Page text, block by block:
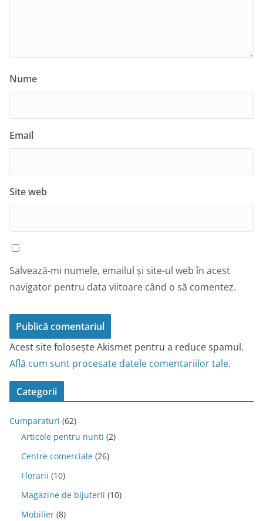
Nume
Email
Site web
Salvează-mi numele, emailul și site-ul web în acest
navigator pentru data viitoare când o să comentez.
Acest site folosește Akismet pentru a reduce spamul.
Află cum sunt procesate datele comentariilor tale.
Categorii
Cumparaturi (62)
Articole pentru nunti (2)
Centre comerciale (26)
Florarii (10)
Magazine de bijuterii (10)
Mobilier (8)